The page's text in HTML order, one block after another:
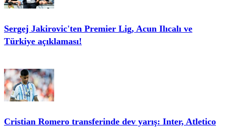
Sergej Jakirovic'ten Premier Lig, Acun Ilıcalı ve
Türkiye açıklaması!
Cristian Romero transferinde dev yarış: Inter, Atletico